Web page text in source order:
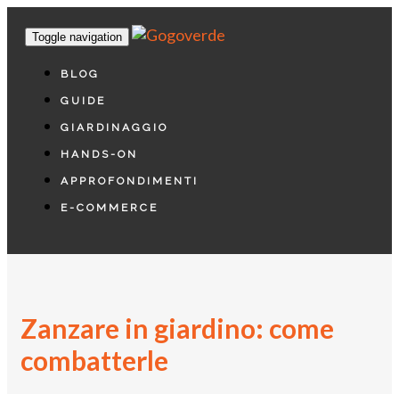
Toggle navigation
BLOG
GUIDE
GIARDINAGGIO
HANDS-ON
APPROFONDIMENTI
E-COMMERCE
Zanzare in giardino: come
combatterle